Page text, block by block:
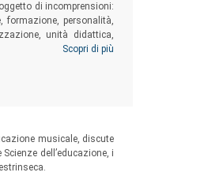
di incomprensioni:
formazione, personalità,
unità didattica,
qualità, prova, test,
Scopri di più
musicale, discute
dell’educazione, i